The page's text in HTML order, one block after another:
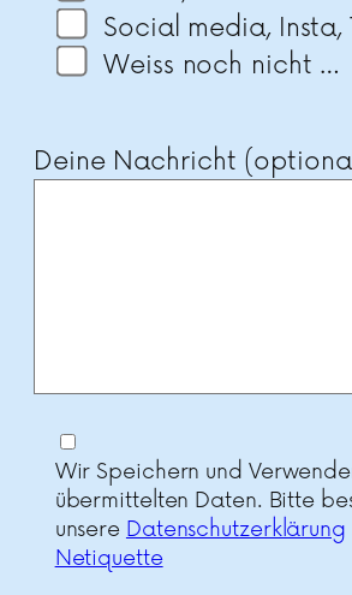
Social media, Insta,
Weiss noch nicht …
Deine Nachricht
Wir Speichern und
übermittelten Daten. Bitte
unsere Datenschutzerklärung
Netiquette